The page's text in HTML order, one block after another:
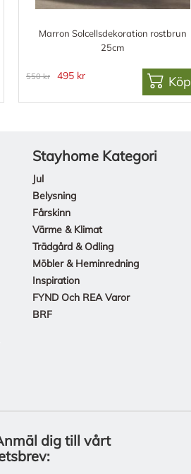
Marron Solcellsdekoration rostbrun
25cm
550 kr 495 kr Köp
Stayhome Kategori
Jul
Belysning
Fårskinn
Värme & Klimat
Trädgård & Odling
Möbler & Heminredning
Inspiration
FYND Och REA Varor
BRF
dig till vårt